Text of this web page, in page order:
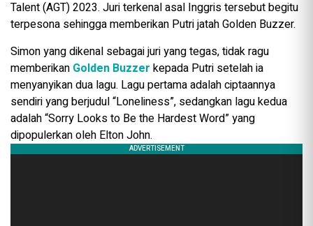
Talent (AGT) 2023. Juri terkenal asal Inggris tersebut begitu
terpesona sehingga memberikan Putri jatah Golden Buzzer.
Simon yang dikenal sebagai juri yang tegas, tidak ragu
memberikan Golden Buzzer kepada Putri setelah ia
menyanyikan dua lagu. Lagu pertama adalah ciptaannya
sendiri yang berjudul “Loneliness”, sedangkan lagu kedua
adalah “Sorry Looks to Be the Hardest Word” yang
dipopulerkan oleh Elton John.